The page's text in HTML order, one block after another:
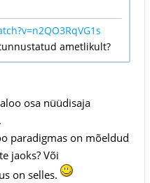
ametlikult?
osa nüüdisaja
paradigmas on mõeldud
jaoks? Või
on selles.